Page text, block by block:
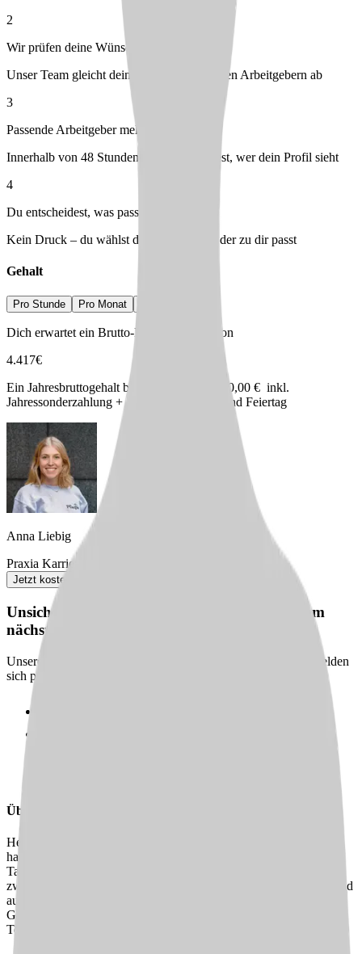
2
Wir prüfen deine Wünsche
Unser Team gleicht dein Profil mit passenden Arbeitgebern ab
3
Passende Arbeitgeber melden sich bei dir
Innerhalb von 48 Stunden – du entscheidest, wer dein Profil sieht
4
Du entscheidest, was passt
Kein Druck – du wählst den Arbeitgeber, der zu dir passt
Gehalt
Pro Stunde Pro Monat
Dich erwartet ein Brutto-Einstiegsgehalt von
4.417€
Ein Jahresbruttogehalt bei Vollzeit ab 53.000,00 € inkl.
Jahressonderzahlung + Zulagen für Sonn- und Feiertag
Anna Liebig
Praxia Karriereberaterin
Jetzt kostenlos anfordern
Unsicher? Wir beraten dich kostenlos zu deinem
nächsten Karriereschritt
Unsere Karriereberater finden passende Jobs für dich – und melden
sich persönlich bei dir zurück.
Über uns
Herzlich willkommen im SRS Pflegezentrum Saarschleife! Wir
haben insgesamt 60 stationäre Betten, 4 Kurzzeitbetten und 14
Tagespflegeplätze für unsere Bewohner:innen zur Verfügung. Auf
zwei Wohnbereiche aufgeteilt, versorgt unser Pflegeteam, bestehend
aus 52 Mitarbeitenden, unsere Bewohner:innen rund um die Uhr.
Gerade sind wir noch auf der Suche nach Verstärkung in unserem
Team, daher freuen wir uns, Dich bei uns willkommen zu heißen!